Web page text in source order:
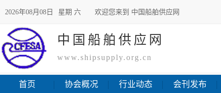
2026年08月08日 星期 六 欢迎您来到 中国船舶供应网
中国船舶供应网
www.shipsupply.org.cn
首页 协会概况 行业动态 会刊发布